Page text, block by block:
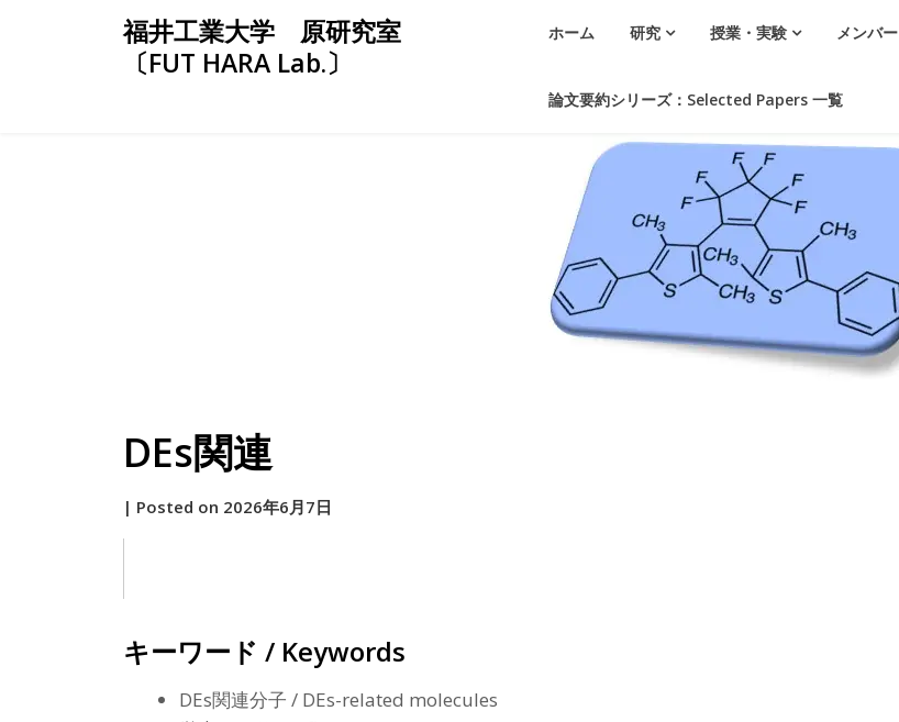
福井工業大学 原研究室
〔FUT HARA Lab.〕
ホーム 研究 授業・実験 メンバー
論文要約シリーズ：Selected Papers 一覧
DEs関連
by
原
| Posted on 2026年6月7日
キーワード / Keywords
DEs関連分子 / DEs-related molecules